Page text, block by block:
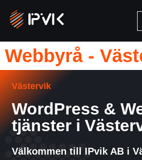
Webbyrå -
Västervik
WordPress &
tjänster i
Välkommen till IPvik AB i